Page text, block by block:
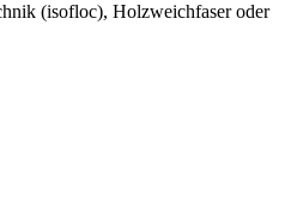
(isofloc), Holzweichfaser oder